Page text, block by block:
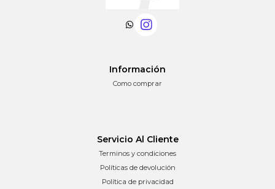
Información
Como comprar
Servicio Al Cliente
Terminos y condiciones
Políticas de devolución
Política de privacidad